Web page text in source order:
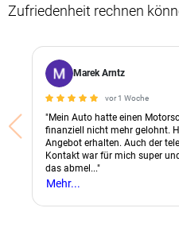
Zufriedenheit rechnen
Marek Arntz
vor 1 Woche
"Mein Auto hatte einen
finanziell nicht mehr gelohnt.
Angebot erhalten. Auch der
Kontakt war für mich super
das abmel..."
Mehr...